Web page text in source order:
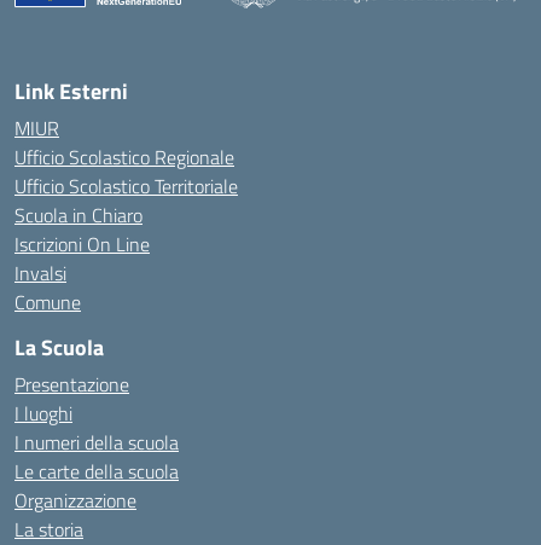
Link Esterni
MIUR
Ufficio Scolastico Regionale
Ufficio Scolastico Territoriale
Scuola in Chiaro
Iscrizioni On Line
Invalsi
Comune
La Scuola
Presentazione
I luoghi
I numeri della scuola
Le carte della scuola
Organizzazione
La storia